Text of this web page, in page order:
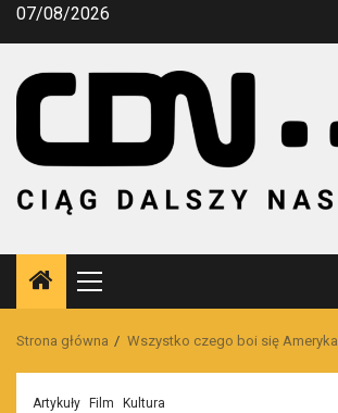
Przejdź
07/08/2026
Menu
główne
Strona główna Wszystko czego boi się Ameryka
Artykuły Film Kultura